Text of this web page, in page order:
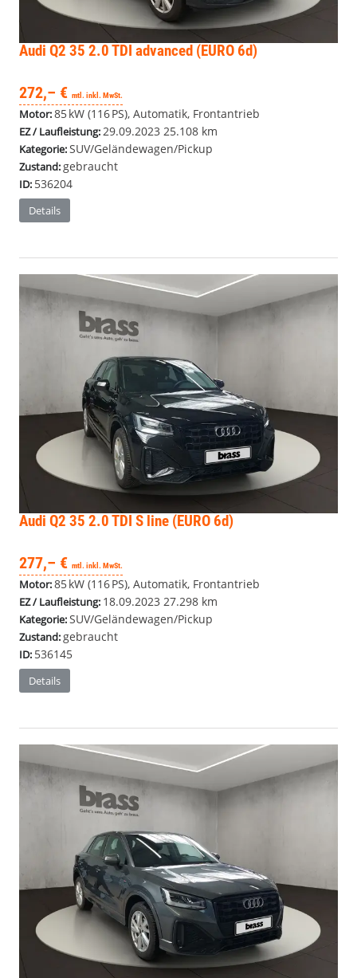
Audi Q2 35 2.0 TDI advanced (EURO 6d)
272,– € mtl. inkl. MwSt.
Motor:85 kW (116 PS), Automatik, Frontantrieb
EZ / Laufleistung:29.09.2023 25.108 km
Kategorie:SUV/Geländewagen/Pickup
Zustand:gebraucht
ID: 536204
Details
Audi Q2 35 2.0 TDI S line (EURO 6d)
277,– € mtl. inkl. MwSt.
Motor:85 kW (116 PS), Automatik, Frontantrieb
EZ / Laufleistung: 18.09.2023 27.298 km
Kategorie:SUV/Geländewagen/Pickup
Zustand:gebraucht
ID: 536145
Details